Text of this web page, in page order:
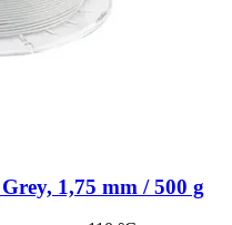
1,75 mm / 500 g